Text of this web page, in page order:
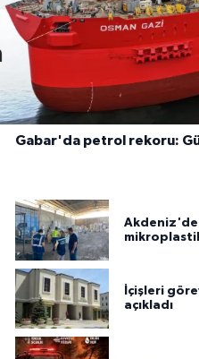
Gabar'da petrol rekoru:
Akdeniz'de
İçişleri
açıkladı